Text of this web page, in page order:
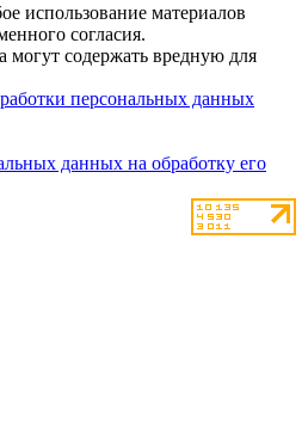
использование материалов
согласия.
могут содержать вредную для
персональных данных
данных на обработку его